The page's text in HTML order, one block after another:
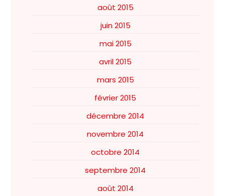
août 2015
juin 2015
mai 2015
avril 2015
mars 2015
février 2015
décembre 2014
novembre 2014
octobre 2014
septembre 2014
août 2014